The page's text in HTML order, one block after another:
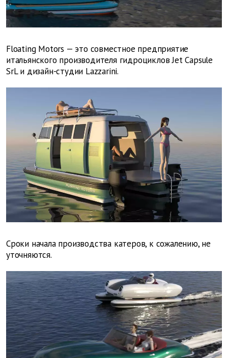
Floating Motors — это совместное предприятие
итальянского производителя гидроциклов Jet Capsule
SrL и дизайн-студии Lazzarini.
Сроки начала производства катеров, к сожалению, не
уточняются.